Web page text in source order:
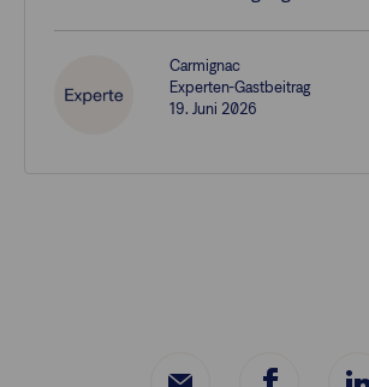
Carmignac
Experten-Gastbeitrag
19. Juni 2026